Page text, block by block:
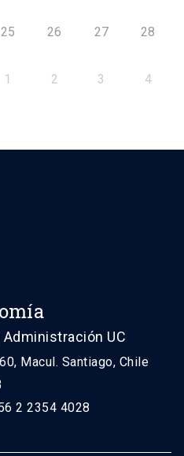
25 26 27 28
1 2 3 4
UC
Macul. Santiago, Chile
2 2354 4028